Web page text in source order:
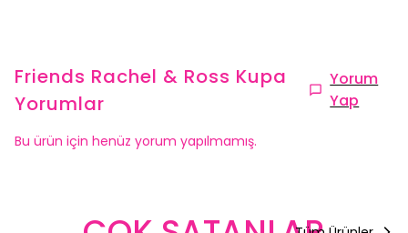
Friends Rachel & Ross Kupa
Yorumlar
Yorum
Yap
Bu ürün için henüz yorum yapılmamış.